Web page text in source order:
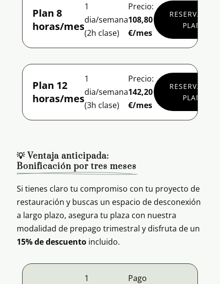
Plan 8
horas/mes
1
dia/semana
(2h clase)
Precio:
108,80
€/mes
RESERVA
PLAN
Plan 12
horas/mes
1
dia/semana
(3h clase)
Precio:
142,20
€/mes
RESERVA
PLAN
💡 Ventaja anticipada:
Bonificación por tres meses
Si tienes claro tu compromiso con tu proyecto de
restauración y buscas un espacio de desconexión
a largo plazo, asegura tu plaza con nuestra
modalidad de prepago trimestral y disfruta de un
15% de descuentoincluido.
1
Pago